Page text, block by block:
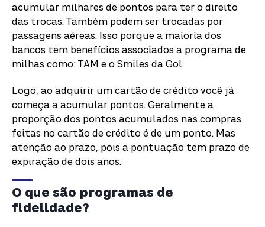
acumular milhares de pontos para ter o direito
das trocas. Também podem ser trocadas por
passagens aéreas. Isso porque a maioria dos
bancos tem benefícios associados a programa de
milhas como: TAM e o Smiles da Gol.
Logo, ao adquirir um cartão de crédito você já
começa a acumular pontos. Geralmente a
proporção dos pontos acumulados nas compras
feitas no cartão de crédito é de um ponto. Mas
atenção ao prazo, pois a pontuação tem prazo de
expiração de dois anos.
O que são programas de
fidelidade?